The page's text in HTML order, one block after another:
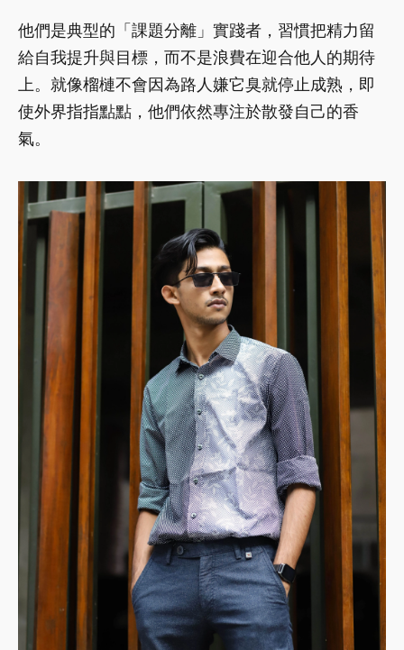
他們是典型的「課題分離」實踐者，習慣把精力留
給自我提升與目標，而不是浪費在迎合他人的期待
上。就像榴槤不會因為路人嫌它臭就停止成熟，即
使外界指指點點，他們依然專注於散發自己的香
氣。